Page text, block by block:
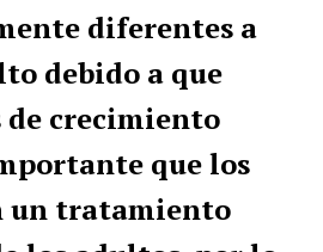
diferentes a
debido a que
crecimiento
que los
un tratamiento